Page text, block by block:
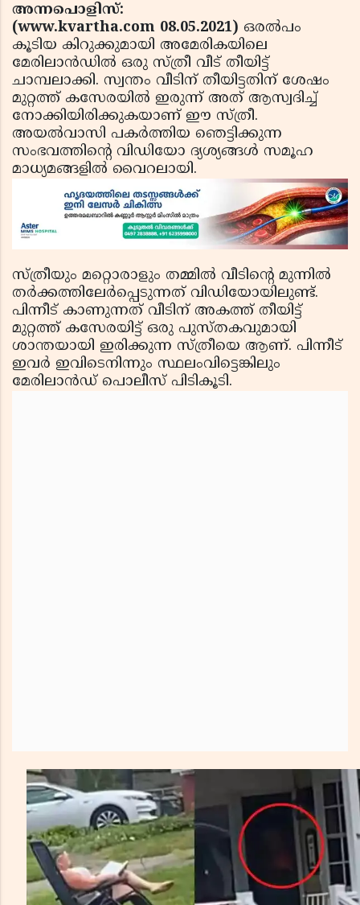
അന്നപൊളിസ്:
(www.kvartha.com 08.05.2021) ഒരല്‍പം
കൂടിയ കിറുക്കുമായി അമേരികയിലെ
മേരിലാന്‍ഡില്‍ ഒരു സ്ത്രീ വീട് തീയിട്ട്
ചാമ്പലാക്കി. സ്വന്തം വീടിന് തീയിട്ടതിന് ശേഷം
മുറ്റത്ത് കസേരയില്‍ ഇരുന്ന് അത് ആസ്വദിച്ച്
നോക്കിയിരിക്കുകയാണ് ഈ സ്ത്രീ.
അയല്‍വാസി പകര്‍ത്തിയ ഞെട്ടിക്കുന്ന
സംഭവത്തിന്റെ വിഡിയോ ദ്യശ്യങ്ങള്‍ സമൂഹ
മാധ്യമങ്ങളില്‍ വൈറലായി.
സ്ത്രീയും മറ്റൊരാളും തമ്മില്‍ വീടിന്റെ മുന്നില്‍
തര്‍ക്കത്തിലേര്‍പ്പെടുന്നത് വിഡിയോയിലുണ്ട്.
പിന്നീട് കാണുന്നത് വീടിന് അകത്ത് തീയിട്ട്
മുറ്റത്ത് കസേരയിട്ട് ഒരു പുസ്തകവുമായി
ശാന്തയായി ഇരിക്കുന്ന സ്ത്രീയെ ആണ്. പിന്നീട്
ഇവര്‍ ഇവിടെനിന്നും സ്ഥലംവിട്ടെങ്കിലും
മേരിലാന്‍ഡ് പൊലീസ് പിടികൂടി.